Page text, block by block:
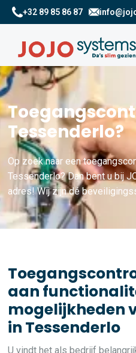
+32 89 85 86 87
Tessenderlo?
Op zoek naar een
Tessenderlo? Dan bent u bij
adres! Wij zijn dé
aan
mogelijkheden
in Tessenderlo
U vindt het als bedrijf